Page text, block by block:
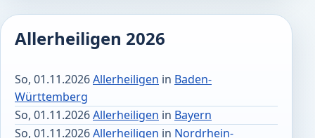
Allerheiligen 2026
So, 01.11.2026Allerheiligen in Baden-
Württemberg
So, 01.11.2026Allerheiligen in Bayern
So, 01.11.2026Allerheiligen in Nordrhein-